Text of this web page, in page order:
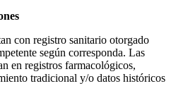
con registro sanitario otorgado
según corresponda. Las
en registros farmacológicos,
tradicional y/o datos históricos